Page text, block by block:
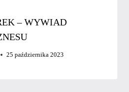
– WYWIAD
25 października 2023